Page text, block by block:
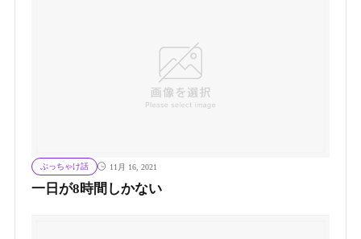
ぶっちゃけ話 11月 16, 2021
一日が8時間しかない